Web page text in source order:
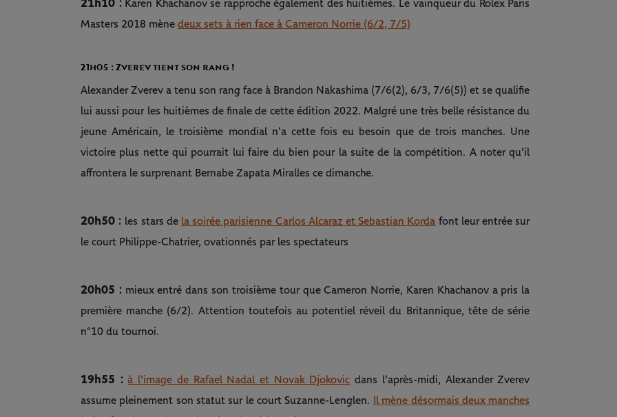
21h10 :Karen Khachanov se rapproche également des huitièmes. Le vainqueur du Rolex Paris
Masters 2018 mène deux sets à rien face à Cameron Norrie (6/2, 7/5)
21h05 : Zverev tient son rang !
Alexander Zverev a tenu son rang face à Brandon Nakashima (7/6(2), 6/3, 7/6(5)) et se qualifie
lui aussi pour les huitièmes de finale de cette édition 2022. Malgré une très belle résistance du
jeune Américain, le troisième mondial n'a cette fois eu besoin que de trois manches. Une
victoire plus nette qui pourrait lui faire du bien pour la suite de la compétition. A noter qu'il
affrontera le surprenant Bernabe Zapata Miralles ce dimanche.
20h50 : les stars de la soirée parisienne Carlos Alcaraz et Sebastian Korda font leur entrée sur
le court Philippe-Chatrier, ovationnés par les spectateurs
20h05 :mieux entré dans son troisième tour que Cameron Norrie, Karen Khachanov a pris la
première manche (6/2). Attention toutefois au potentiel réveil du Britannique, tête de série
n°10 du tournoi.
19h55 : à l'image de Rafael Nadal et Novak Djokovic dans l'après-midi, Alexander Zverev
assume pleinement son statut sur le court Suzanne-Lenglen.
Il mène désormais deux manches